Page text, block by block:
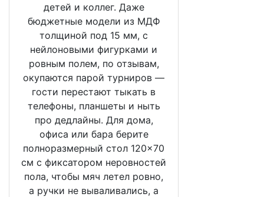
детей и коллег. Даже
бюджетные модели из МДФ
толщиной под 15 мм, с
нейлоновыми фигурками и
ровным полем, по отзывам,
окупаются парой турниров —
гости перестают тыкать в
телефоны, планшеты и ныть
про дедлайны. Для дома,
офиса или бара берите
полноразмерный стол 120×70
см с фиксатором неровностей
пола, чтобы мяч летел ровно,
а ручки не вываливались, а